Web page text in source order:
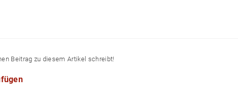
Beitrag zu diesem Artikel schreibt!